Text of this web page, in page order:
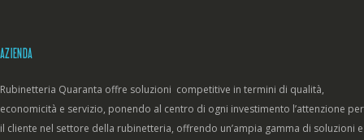
AZIENDA
Rubinetteria Quaranta offre soluzioni competitive in termini di qualità,
economicità e servizio, ponendo al centro di ogni investimento l’attenzione per
il cliente nel settore della rubinetteria, offrendo un’ampia gamma di soluzioni e